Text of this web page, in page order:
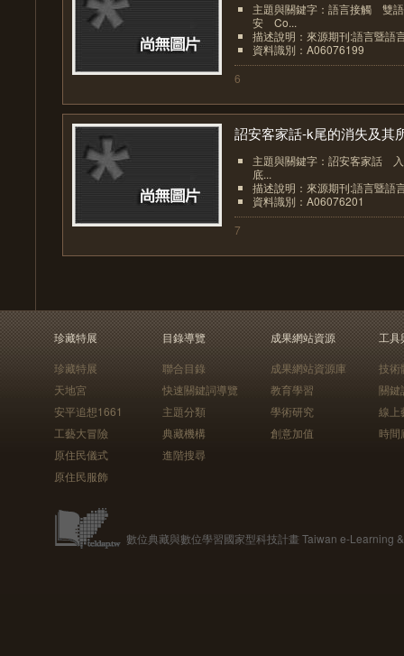
主題與關鍵字：語言接觸
安 Co...
描述說明：來源期刊:語言暨語
資料識別：A06076199
6
詔安客家話-k尾的消失及其
主題與關鍵字：詔安客家話
底...
描述說明：來源期刊:語言暨語
資料識別：A06076201
7
珍藏特展
珍藏特展
天地宮
安平追想1661
工藝大冒險
原住民儀式
原住民服飾
目錄導覽
聯合目錄
快速關鍵詞導覽
主題分類
典藏機構
進階搜尋
成果網站資源
成果網站資源庫
教育學習
學術研究
創意加值
工具
技術
關鍵
線上
時間
數位典藏與數位學習國家型科技計畫 Taiwan e-Learning